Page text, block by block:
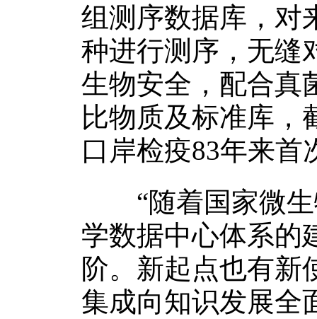
组测序数据库，对
种进行测序，无缝
生物安全，配合真
比物质及标准库，
口岸检疫83年来
“随着国家微生
学数据中心体系的
阶。新起点也有新
集成向知识发展全